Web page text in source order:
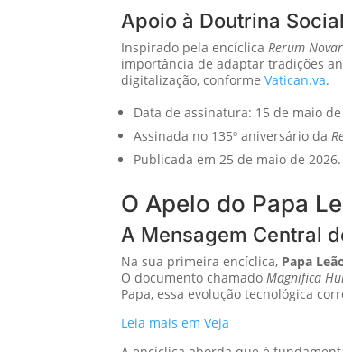
Apoio à Doutrina
Inspirado pela encíclicaRerum
importância de adaptar tradições
digitalização, conformeVatican.va.
Data de assinatura: 15 de maio de
Assinada no 135º aniversário da
Publicada em 25 de maio de 2026.
O Apelo do Papa
A Mensagem Central
Na sua primeira encíclica, Papa
O documento chamadoMagnifica
Papa, essa evolução tecnológica
Leia mais em Veja